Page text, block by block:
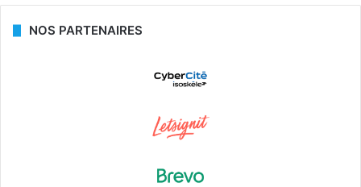
NOS PARTENAIRES